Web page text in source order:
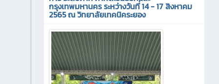
กรุงเทพมหานคร ระหว่างวันที่ 14 - 17 สิงหาคม
2565 ณ วิทยาลัยเทคนิคระยอง